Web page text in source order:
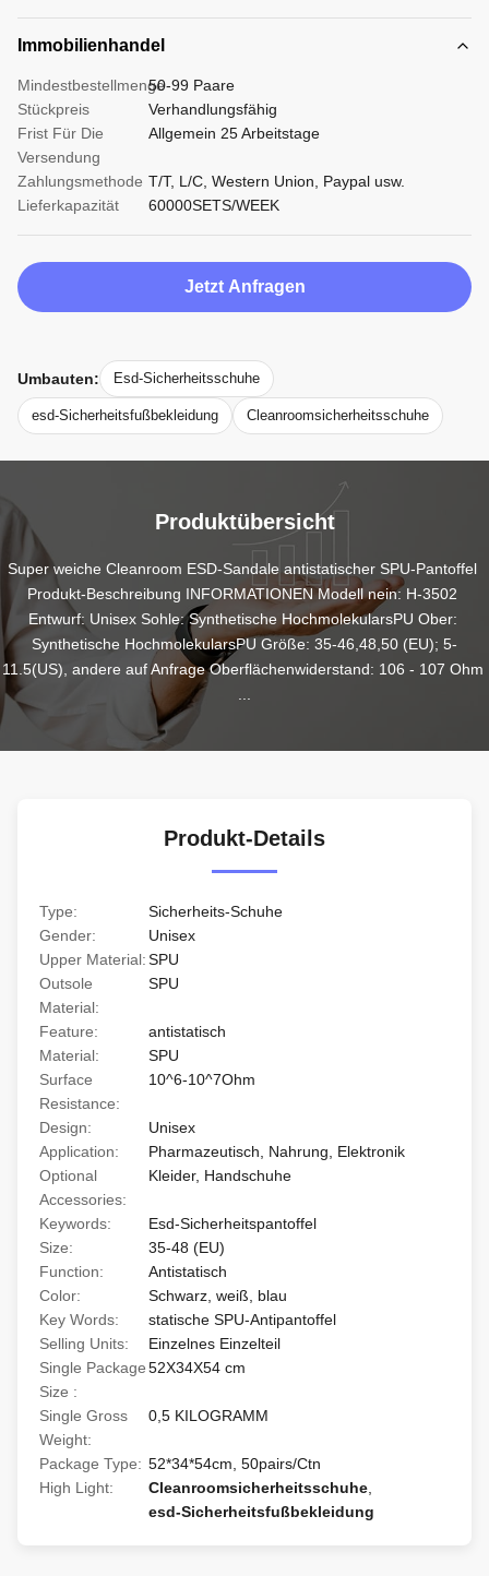
Immobilienhandel
Mindestbestellmenge50-99 Paare
Stückpreis
Verhandlungsfähig
Frist Für Die
Versendung
Allgemein 25 Arbeitstage
Zahlungsmethode T/T, L/C, Western Union, Paypal usw.
Lieferkapazität
60000SETS/WEEK
Jetzt Anfragen
Umbauten: Esd-Sicherheitsschuhe
esd-Sicherheitsfußbekleidung Cleanroomsicherheitsschuhe
Produktübersicht
Super weiche Cleanroom ESD-Sandale antistatischer SPU-Pantoffel
Produkt-Beschreibung INFORMATIONEN Modell nein: H-3502
Entwurf: Unisex Sohle: Synthetische HochmolekularsPU Ober:
Synthetische HochmolekularsPU Größe: 35-46,48,50 (EU); 5-
11.5(US), andere auf Anfrage Oberflächenwiderstand: 106 - 107 Ohm
Produkt-Details
Type:
Sicherheits-Schuhe
Gender:
Unisex
Upper Material:SPU
Outsole
Material:
SPU
Feature:
antistatisch
Material:
SPU
Surface
Resistance:
10^6-10^7Ohm
Design:
Unisex
Application:
Pharmazeutisch, Nahrung, Elektronik
Optional
Accessories:
Kleider, Handschuhe
Keywords:
Esd-Sicherheitspantoffel
Size:
35-48 (EU)
Function:
Antistatisch
Color:
Schwarz, weiß, blau
Key Words:
statische SPU-Antipantoffel
Selling Units:
Einzelnes Einzelteil
Single Package
Size :
52X34X54 cm
Single Gross
Weight:
0,5 KILOGRAMM
Package Type: 52*34*54cm, 50pairs/Ctn
High Light:
Cleanroomsicherheitsschuhe
esd-Sicherheitsfußbekleidung